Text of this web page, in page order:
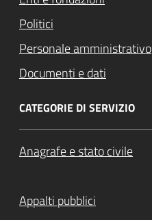
Politici
Personale amministrativo
Documenti e dati
CATEGORIE DI SERVIZIO
Anagrafe e stato civile
Appalti pubblici